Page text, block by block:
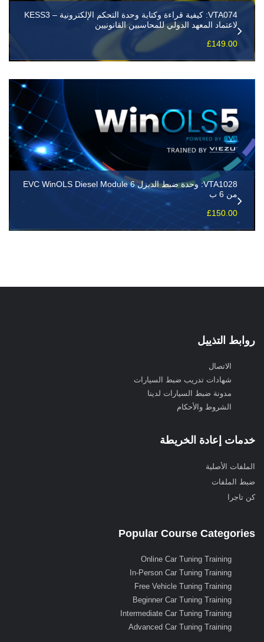
VTA074: كيفية قراءة وكتابة وحدة التحكم الإلكترونية – KESS3
لاعتماد المعهد الدولي للمحاسبين القانونيين
£149.00
VTA1028: وحدة ضبط الديزل EVC WinOLS Diesel Module 6
من 6 ب
£150.00
روابط التذييل
الاتصال
شهادات تدريب ضبط السيارات
مدونة ضبط السيارات لدينا
الشروط والأحكام
خدمات إعادة الخريطة
الملفات الأصلية
ضبط الملفات
كن تاجرا
Popular Course Categories
Online Car Tuning Training
In-Person Car Tuning Training
Free Vehicle Tuning Training
Beginner Car Tuning Training
Intermediate Car Tuning Training
Advanced Car Tuning Training